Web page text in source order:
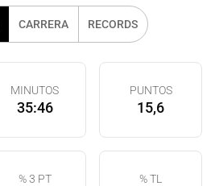
CARRERA RECORDS
MINUTOS
35:46
PUNTOS
15,6
% 3 PT % TL